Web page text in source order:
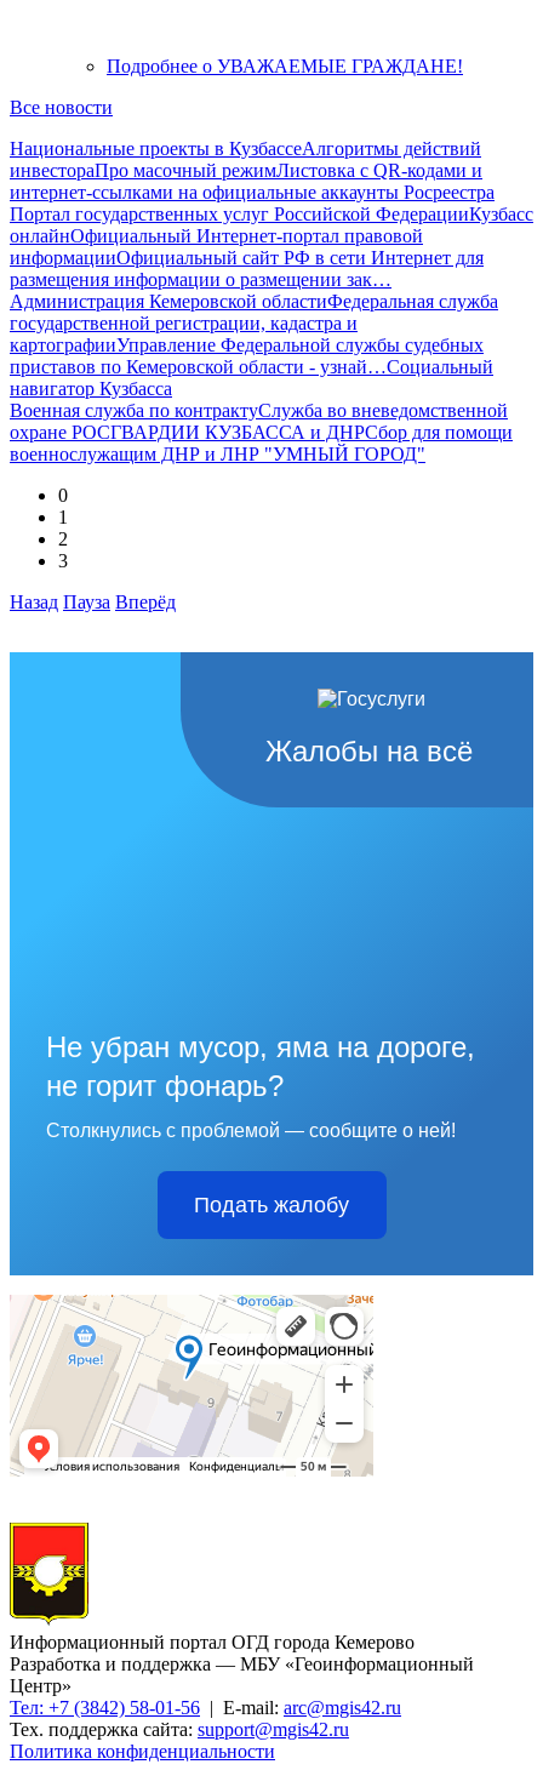
Подробнее о УВАЖАЕМЫЕ ГРАЖДАНЕ!
Все новости
Национальные проекты в КузбассеАлгоритмы действий
инвестораПро масочный режимЛистовка с QR-кодами и
интернет-ссылками на официальные аккаунты Росреестра
Портал государственных услуг Российской ФедерацииКузбасс
онлайнОфициальный Интернет-портал правовой
информацииОфициальный сайт РФ в сети Интернет для
размещения информации о размещении зак…
Администрация Кемеровской областиФедеральная служба
государственной регистрации, кадастра и
картографииУправление Федеральной службы судебных
приставов по Кемеровской области - узнай…Социальный
навигатор Кузбасса
Военная служба по контрактуСлужба во вневедомственной
охране РОСГВАРДИИ КУЗБАССА и ДНРСбор для помощи
военнослужащим ДНР и ЛНР "УМНЫЙ ГОРОД"
0
1
2
3
Назад Пауза Вперёд
Жалобы на всё
Не убран мусор, яма на дороге,
не горит фонарь?
Столкнулись с проблемой — сообщите о ней!
Подать жалобу
Информационный портал ОГД города Кемерово
Разработка и поддержка — МБУ «Геоинформационный
Центр»
Тел: +7 (3842) 58-01-56 | E-mail: arc@mgis42.ru
Тех. поддержка сайта: support@mgis42.ru
Политика конфиденциальности